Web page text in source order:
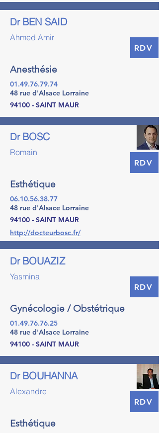
BEN SAID
Dr
Ahmed Amir
RDV
Anesthésie
01.49.76.79.74
48 rue d'Alsace Lorraine
94100 - SAINT MAUR
BOSC
Dr
Romain
RDV
Esthétique
06.10.56.38.77
48 rue d'Alsace Lorraine
94100 - SAINT MAUR
http://docteurbosc.fr/
BOUAZIZ
Dr
Yasmina
RDV
Gynécologie / Obstétrique
01.49.76.76.25
48 rue d'Alsace Lorraine
94100 - SAINT MAUR
BOUHANNA
Dr
Alexandre
RDV
Esthétique